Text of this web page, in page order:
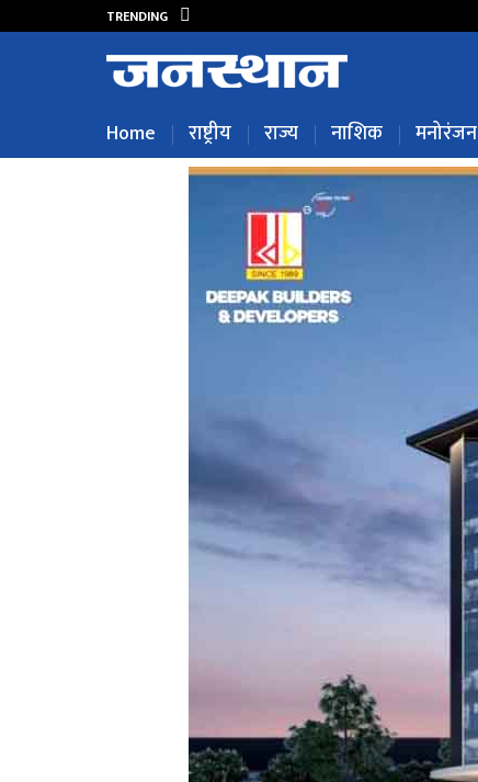
TRENDING
Home राष्ट्रीय राज्य नाशिक मनोरंजन